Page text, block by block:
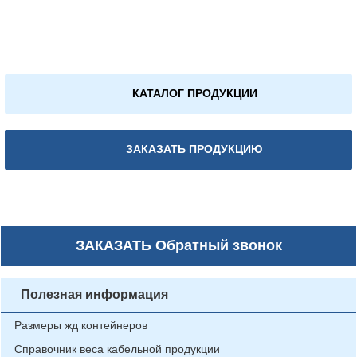
КАТАЛОГ ПРОДУКЦИИ
ЗАКАЗАТЬ ПРОДУКЦИЮ
ЗАКАЗАТЬОбратный звонок
Полезная информация
Размеры жд контейнеров
Справочник веса кабельной продукции